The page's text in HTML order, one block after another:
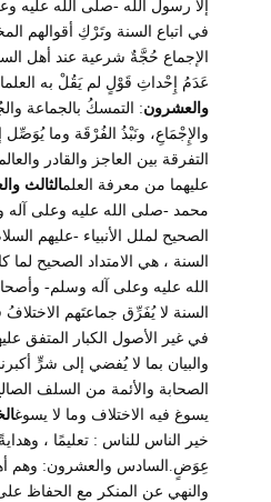
إلا رسول الله -صلى الله عليه
في اتباع السنة وتَرْكِ أقوالهم
الإجماع حُجَّةٌ شرعية عند أهل
عَدَمُ إِحْداثِ قَوْلٍ لم يَقُلْ به
والعشرون: التمسكُ بالجماعة
والإِجْمَاعِ، ونَبْذُ الفُرْقَة وما يُوَصِّل
التفرقة بين العاجز والقادر
عليهما من معرفة العلمالثالث
محمد -صلى الله عليه وعلى آله
الصحيح لملل الأنبياء -عليهم
السنة ، هي الامتداد الصحيح
الله عليه وعلى آله وسلم-
السنة لا يُفَرِّق جماعتَهم الاختلافُ
في غير الأصول الكبار المتفق
والبيان بما لا يُفضي إلى شرٍّ
الصحابة والأئمة من السلف
يسوغ فيه الاختلاف وما لا يسوغ
خير الناس للناس : تعليمًا ، وهدايةً
عِوَضٍ.السادس والعشرون: وهم
والنهي عن المنكر مع الحفاظ